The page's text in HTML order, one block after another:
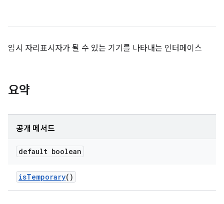
임시 자리표시자가 될 수 있는 기기를 나타내는 인터페이스
요약
공개 메서드
default boolean
isTemporary()